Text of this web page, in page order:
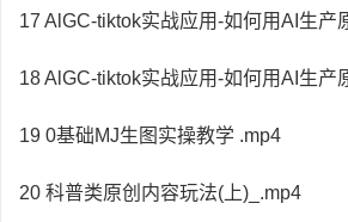
17 AlGC-tiktok实战应用-如何用AI生产
18 AlGC-tiktok实战应用-如何用AI生产
19 0基础MJ生图实操教学 .mp4
20 科普类原创内容玩法(上)_.mp4